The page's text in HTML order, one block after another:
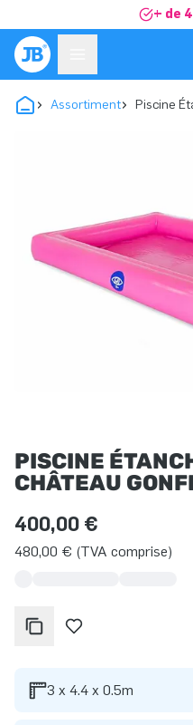
+ de
Assortiment Piscine
PISCINE
CHÂTEAU
400,00 €
480,00 € (TVA comprise)
3 x 4.4 x 0.5m